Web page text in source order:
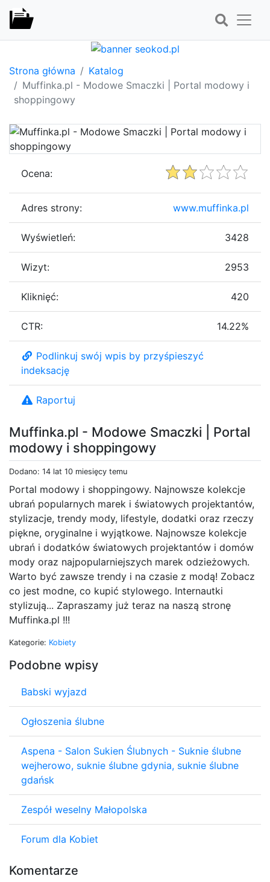
Strona główna
Katalog
Muffinka.pl - Modowe Smaczki | Portal modowy i
shoppingowy
Muffinka.pl - Modowe Smaczki | Portal
modowy i shoppingowy
Dodano: 14 lat 10 miesięcy temu
Portal modowy i shoppingowy. Najnowsze kolekcje
ubrań popularnych marek i światowych projektantów,
stylizacje, trendy mody, lifestyle, dodatki oraz rzeczy
piękne, oryginalne i wyjątkowe. Najnowsze kolekcje
ubrań i dodatków światowych projektantów i domów
mody oraz najpopularniejszych marek odzieżowych.
Warto być zawsze trendy i na czasie z modą! Zobacz
co jest modne, co kupić stylowego. Internautki
stylizują... Zapraszamy już teraz na naszą stronę
Muffinka.pl !!!
Kategorie: Kobiety
Podobne wpisy
Babski wyjazd
Ogłoszenia ślubne
Aspena - Salon Sukien Ślubnych - Suknie ślubne
wejherowo, suknie ślubne gdynia, suknie ślubne
gdańsk
Zespół weselny Małopolska
Forum dla Kobiet
Komentarze
Ocena:
Adres strony: www.muffinka.pl
Wyświetleń: 3428
Wizyt: 2953
Kliknięć: 420
CTR: 14.22%
Podlinkuj swój wpis by przyśpieszyć
indeksację
Raportuj